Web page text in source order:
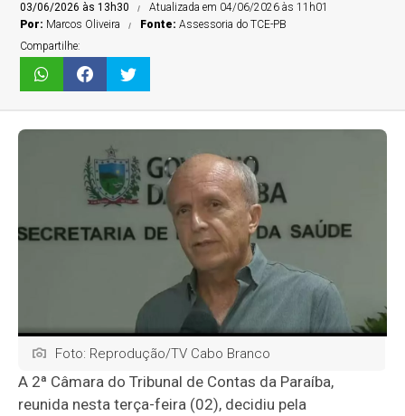
03/06/2026 às 13h30
Atualizada em 04/06/2026 às 11h01
Por: Marcos Oliveira Fonte:Assessoria do TCE-PB
Compartilhe:
Foto: Reprodução/TV Cabo Branco
A 2ª Câmara do Tribunal de Contas da Paraíba,
reunida nesta terça-feira (02), decidiu pela